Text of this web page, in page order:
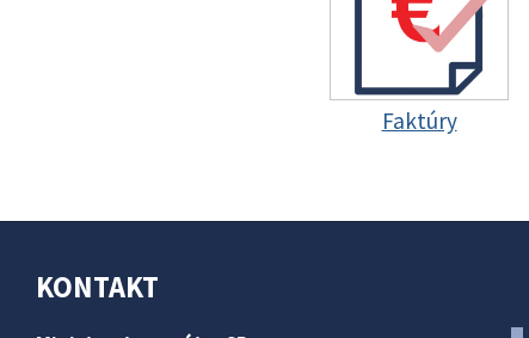
Faktúry
KONTAKT